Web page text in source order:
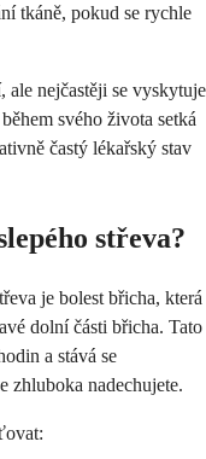
tkáně, pokud se rychle
nejčastěji se vyskytuje
svého života setká
častý lékařský stav
střeva?
je bolest břicha, která
dolní části břicha. Tato
a stává se
zhluboka nadechujete.